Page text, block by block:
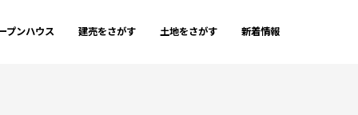
プンハウス 建売をさがす 土地をさがす 新着情報